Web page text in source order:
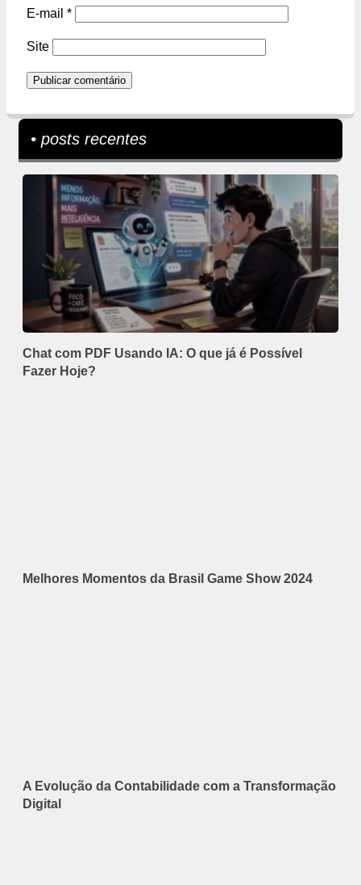
E-mail *
Site
• posts recentes
Chat com PDF Usando IA: O que já é Possível
Fazer Hoje?
Melhores Momentos da Brasil Game Show 2024
A Evolução da Contabilidade com a Transformação
Digital